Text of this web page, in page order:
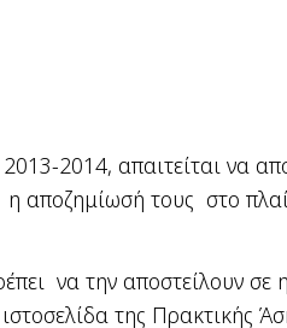
2014, απαιτείται να
η αποζημίωσή τους στο
να την αποστείλουν σε
της Πρακτικής